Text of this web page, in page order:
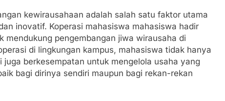
kewirausahaan adalah salah satu faktor utama
inovatif. Koperasi mahasiswa mahasiswa hadir
pengembangan jiwa wirausaha di
di lingkungan kampus, mahasiswa tidak hanya
berkesempatan untuk mengelola usaha yang
bagi dirinya sendiri maupun bagi rekan-rekan